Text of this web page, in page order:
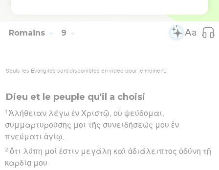
Romains 9
Seuls les Évangiles sont disponibles en vidéo pour le moment.
Dieu et le peuple qu'il a choisi
1 Ἀλήθειαν λέγω ἐν Χριστῷ, οὐ ψεύδομαι,
συμμαρτυρούσης μοι τῆς συνειδήσεώς μου ἐν
πνεύματι ἁγίῳ,
2 ὅτι λύπη μοί ἐστιν μεγάλη καὶ ἀδιάλειπτος ὀδύνη τῇ
καρδίᾳ μου·